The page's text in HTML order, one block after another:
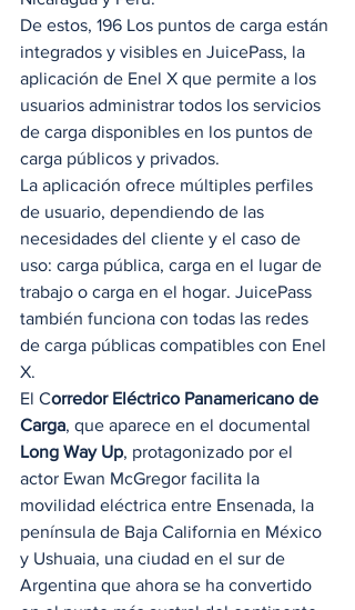
De estos, 196 Los puntos de carga están
integrados y visibles en JuicePass, la
aplicación de Enel X que permite a los
usuarios administrar todos los servicios
de carga disponibles en los puntos de
carga públicos y privados.
La aplicación ofrece múltiples perfiles
de usuario, dependiendo de las
necesidades del cliente y el caso de
uso: carga pública, carga en el lugar de
trabajo o carga en el hogar. JuicePass
también funciona con todas las redes
de carga públicas compatibles con Enel
X.
El Corredor Eléctrico Panamericano de
Carga, que aparece en el documental
Long Way Up, protagonizado por el
actor Ewan McGregor facilita la
movilidad eléctrica entre Ensenada, la
península de Baja California en México
y Ushuaia, una ciudad en el sur de
Argentina que ahora se ha convertido